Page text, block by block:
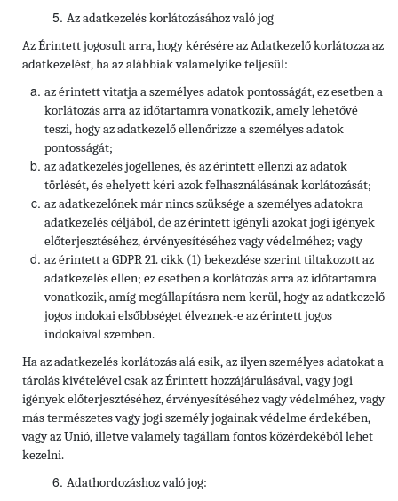
Az adatkezelés korlátozásához való jog
Az Érintett jogosult arra, hogy kérésére az Adatkezelő korlátozza az
adatkezelést, ha az alábbiak valamelyike teljesül:
az érintett vitatja a személyes adatok pontosságát, ez esetben a
korlátozás arra az időtartamra vonatkozik, amely lehetővé
teszi, hogy az adatkezelő ellenőrizze a személyes adatok
pontosságát;
az adatkezelés jogellenes, és az érintett ellenzi az adatok
törlését, és ehelyett kéri azok felhasználásának korlátozását;
az adatkezelőnek már nincs szüksége a személyes adatokra
adatkezelés céljából, de az érintett igényli azokat jogi igények
előterjesztéséhez, érvényesítéséhez vagy védelméhez; vagy
az érintett a GDPR 21. cikk (1) bekezdése szerint tiltakozott az
adatkezelés ellen; ez esetben a korlátozás arra az időtartamra
vonatkozik, amíg megállapításra nem kerül, hogy az adatkezelő
jogos indokai elsőbbséget élveznek-e az érintett jogos
indokaival szemben.
Ha az adatkezelés korlátozás alá esik, az ilyen személyes adatokat a
tárolás kivételével csak az Érintett hozzájárulásával, vagy jogi
igények előterjesztéséhez, érvényesítéséhez vagy védelméhez, vagy
más természetes vagy jogi személy jogainak védelme érdekében,
vagy az Unió, illetve valamely tagállam fontos közérdekéből lehet
kezelni.
Adathordozáshoz való jog: